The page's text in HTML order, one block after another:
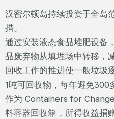
汉密尔顿岛持续投资于全岛
措。
通过安装液态食品堆肥设备
品废弃物从填埋场中转移，
回收工作的推进使一般垃圾
1吨可回收物，每年避免300
作为 Containers for
料容器回收箱，所得收益捐